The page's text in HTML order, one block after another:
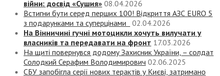
війни: досвід «Сушия» 08.04.2026
Встигни бути серед перших 100! Відкриття АЗС EURO 5
з подарунками та суперцінами
02.04.2026
На Вінничині гучні мотоцикли хочуть вилучати у
власників та передавати на фронт 17.03.2026
На щиті повернувся додому Захисник України, – солдат
Солодкий Серафим Володимирович 02.06.2025
СБУ запобігла серії нових терактів у Києві, затримано